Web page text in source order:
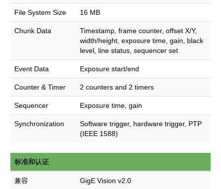
File System Size 16 MB
Chunk Data
Timestamp, frame counter, offset X/Y,
width/height, exposure time, gain, black
level, line status, sequencer set
Event Data Exposure start/end
Counter & Timer 2 counters and 2 timers
Sequencer Exposure time, gain
Synchronization
Software trigger, hardware trigger, PTP
(IEEE 1588)
标准和认证
兼容 GigE Vision v2.0